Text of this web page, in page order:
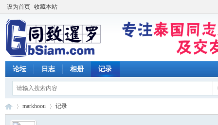
设为首页 收藏本站
论坛 日志 相册 记录
markhoou 记录